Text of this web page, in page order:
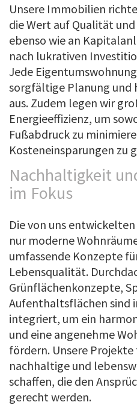
Unsere Immobilien
die Wert auf Qualität
ebenso wie an
nach lukrativen
Jede
sorgfältige Planung und
aus. Zudem legen wir
Energieeffizienz, um
Fußabdruck zu
Kosteneinsparungen zu
Nachhaltigkeit
im Fokus
Die von uns
nur moderne
umfassende Konzepte
Lebensqualität.
Grünflächenkonzepte,
Aufenthaltsflächen sind
integriert, um ein
und eine angenehme
fördern. Unsere
nachhaltige und
schaffen, die den
gerecht werden.